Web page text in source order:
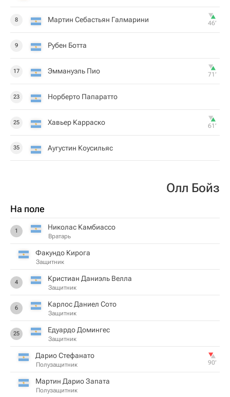
8 Мартин Себастьян Галмарини 46‎’‎
9 Рубен Ботта
17 Эммануэль Пио 71‎’‎
23 Норберто Папаратто
25 Хавьер Карраско 61‎’‎
35 Аугустин Коусильяс
Олл Бойз
На поле
1 Николас Камбиассо
Вратарь
Факундо Кирога
Защитник
4 Кристиан Даниэль Велла
Защитник
6 Карлос Даниел Сото
Защитник
25 Едуардо Домингес
Защитник
Дарио Стефанато
Полузащитник 90‎’‎
Мартин Дарио Запата
Полузащитник